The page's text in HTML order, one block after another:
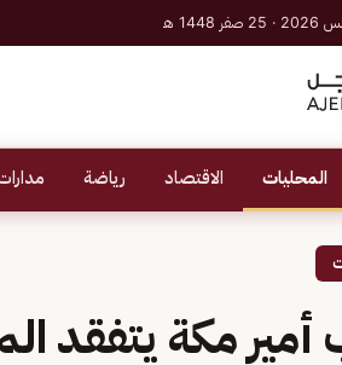
المحليات الاقتصاد رياضة
أمير مكة يتفقد